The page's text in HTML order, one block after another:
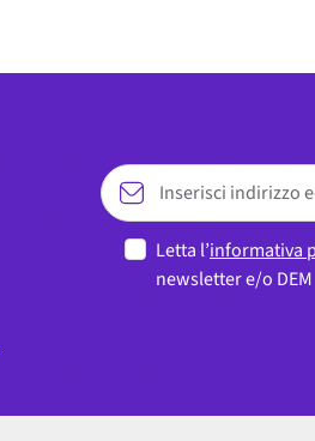
Letta l’informativa
newsletter e/o DEM